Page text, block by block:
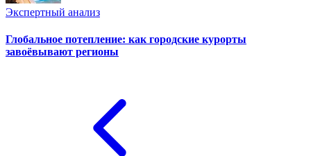
Экспертный анализ
Глобальное потепление: как городские курорты
завоёвывают регионы